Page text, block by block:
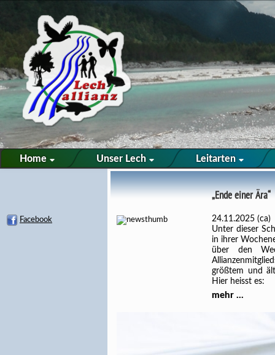
Home Unser Lech Leitarten
Facebook
„Ende einer Ära“
24.11.2025 (ca)
Unter dieser
in ihrer
über den
größtem und
Hier heisst es:
mehr ...